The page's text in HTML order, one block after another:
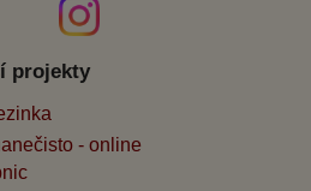
projekty
- online